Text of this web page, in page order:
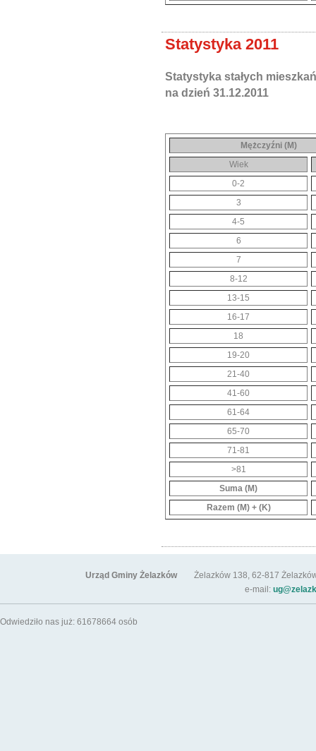
Statystyka 2011
Statystyka stałych
na dzień 31.12.2011
Mężczyźni (M)
Wiek
0-2
3
4-5
6
7
8-12
13-15
16-17
18
19-20
21-40
41-60
61-64
65-70
71-81
>81
Suma (M)
Razem (M) + (K)
Urząd Gminy ŻelazkówŻelazków 138, 62-817 Żelazków
e-mail:
Odwiedziło nas już: 61678664 osób